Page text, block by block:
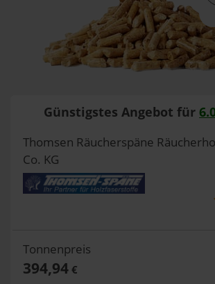
Günstigstes Angebot für
Thomsen Räucherspäne
Co. KG
Tonnenpreis
394,94€